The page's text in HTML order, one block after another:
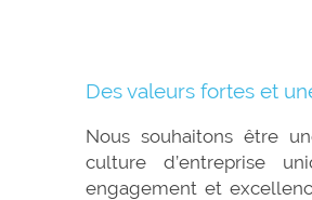
Des valeurs fortes et
Nous souhaitons être
culture d’entreprise
engagement et